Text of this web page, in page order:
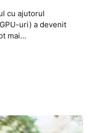
cu ajutorul
uri) a devenit
mai…